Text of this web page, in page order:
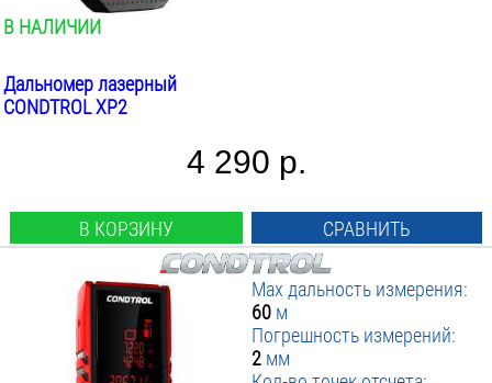
В НАЛИЧИИ
Дальномер лазерный
CONDTROL XP2
4 290 р.
В КОРЗИНУ СРАВНИТЬ
Max дальность измерения:
60 м
Погрешность измерений:
2 мм